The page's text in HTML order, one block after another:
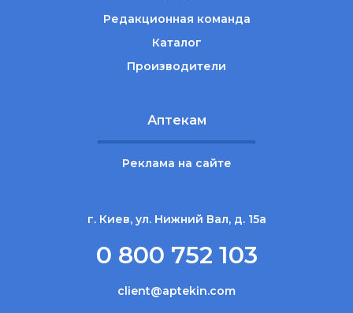
Редакционная команда
Каталог
Производители
Аптекам
Реклама на сайте
г. Киев, ул. Нижний Вал, д. 15а
0 800 752 103
client@aptekin.com